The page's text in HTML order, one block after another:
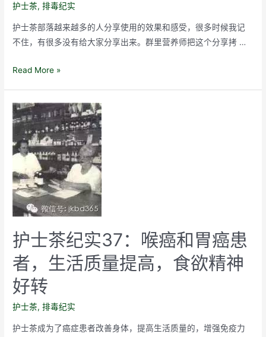
护士茶,排毒纪实
护士茶部落越来越多的人分享使用的效果和感受，很多时候我记
不住，有很多没有给大家分享出来。群里营养师把这个分享拷 …
护
纪
实
59：
胃
癌
中
晚
期，
排
泄
正
常，
食
欲
Read More »
护士茶纪实37：喉癌和胃癌患
者，生活质量提高，食欲精神
好转
护士茶,排毒纪实
护士茶成为了癌症患者改善身体，提高生活质量的，增强免疫力